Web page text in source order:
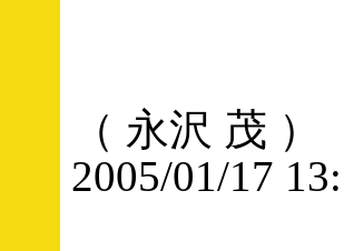
（ 永沢 茂 ）
2005/01/17